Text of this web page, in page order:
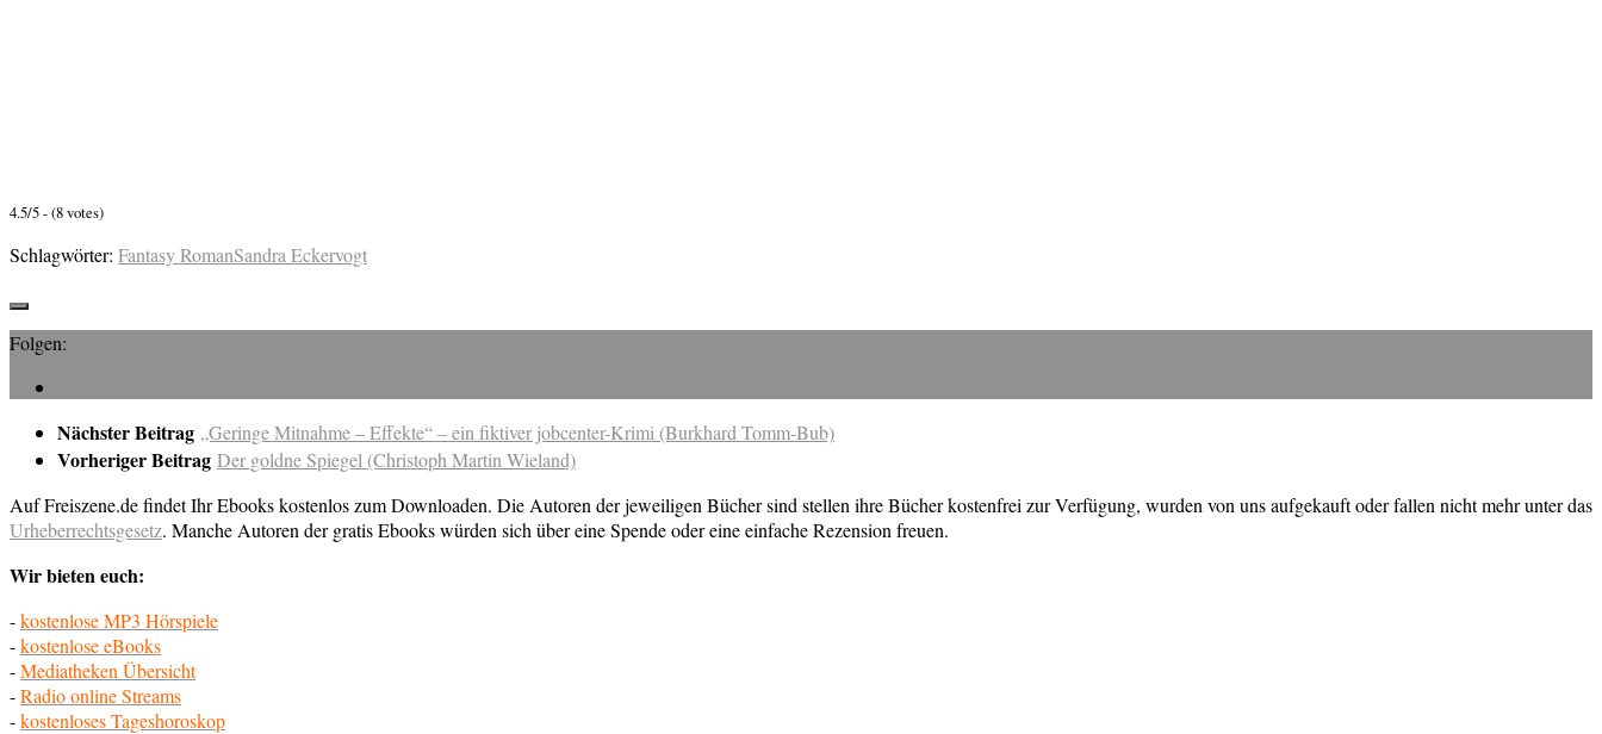
4.5/5 - (8 votes)
Schlagwörter: Fantasy RomanSandra Eckervogt
Folgen:
Nächster Beitrag „Geringe Mitnahme – Effekte“ – ein fiktiver jobcenter-Krimi (Burkhard Tomm-Bub)
Vorheriger Beitrag Der goldne Spiegel (Christoph Martin Wieland)
Auf Freiszene.de findet Ihr Ebooks kostenlos zum Downloaden. Die Autoren der jeweiligen Bücher sind stellen ihre Bücher kostenfrei zur Verfügung, wurden von uns aufgekauft oder fallen nicht mehr unter das
Urheberrechtsgesetz. Manche Autoren der gratis Ebooks würden sich über eine Spende oder eine einfache Rezension freuen.
Wir bieten euch:
-kostenlose MP3 Hörspiele
-kostenlose eBooks
-Mediatheken Übersicht
-Radio online Streams
-kostenloses Tageshoroskop